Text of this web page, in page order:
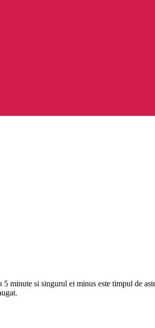
5 minute si singurul ei minus este timpul de